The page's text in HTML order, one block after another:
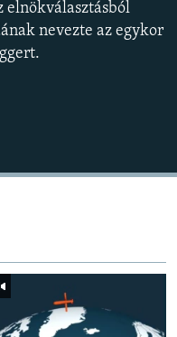
nevezte az egykor